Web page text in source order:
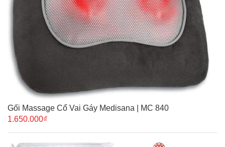
Gối Massage Cổ Vai Gáy Medisana | MC 840
1.650.000₫